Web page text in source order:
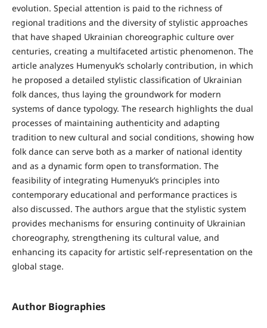
evolution. Special attention is paid to the richness of
regional traditions and the diversity of stylistic approaches
that have shaped Ukrainian choreographic culture over
centuries, creating a multifaceted artistic phenomenon. The
article analyzes Humenyuk’s scholarly contribution, in which
he proposed a detailed stylistic classification of Ukrainian
folk dances, thus laying the groundwork for modern
systems of dance typology. The research highlights the dual
processes of maintaining authenticity and adapting
tradition to new cultural and social conditions, showing how
folk dance can serve both as a marker of national identity
and as a dynamic form open to transformation. The
feasibility of integrating Humenyuk’s principles into
contemporary educational and performance practices is
also discussed. The authors argue that the stylistic system
provides mechanisms for ensuring continuity of Ukrainian
choreography, strengthening its cultural value, and
enhancing its capacity for artistic self-representation on the
global stage.
Author Biographies